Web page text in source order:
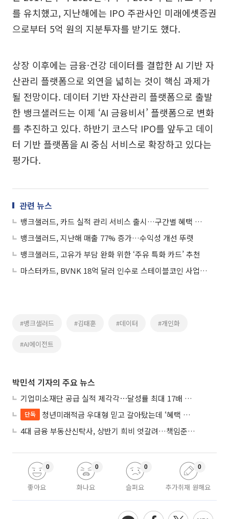
를 유치했고, 지난해에는 IPO 주관사인 미래에셋증권
으로부터 5억 원의 지분투자를 받기도 했다.
상장 이후에는 금융·건강 데이터를 결합한 AI 기반 자
산관리 플랫폼으로 외연을 넓히는 것이 핵심 과제가
될 전망이다. 데이터 기반 자산관리 플랫폼으로 출발
한 뱅크샐러드는 이제 ‘AI 금융비서’ 플랫폼으로 변화
를 추진하고 있다. 하반기 코스닥 IPO를 앞두고 데이
터 기반 플랫폼을 AI 중심 서비스로 확장하고 있다는
평가다.
관련 뉴스
뱅크샐러드, 카드 실적 관리 서비스 출시…구간별 혜택 자동 안내
뱅크샐러드, 지난해 매출 77% 증가…수익성 개선 뚜렷
뱅크샐러드, 고유가 부담 완화 위한 ‘주유 특화 카드’ 추천
마스터카드, BVNK 18억 달러 인수로 스테이블코인 사업 본격 확장
#뱅크샐러드 #김태훈 #데이터 #개인화
#AI에이전트
박민석 기자의 주요 뉴스
기업미소재단 공급 실적 제각각⋯달성률 최대 17배 차이
단독
청년미래적금 우대형 믿고 갈아탔는데 ‘혜택 반토막’…심사 오류에 가입자 혼선
4대 금융 부동산신탁사, 상반기 희비 엇갈려…책임준공 손실 반영 시점이 갈랐다
좋아요
0
화나요
0
슬퍼요
0
추가취재 원해요
0